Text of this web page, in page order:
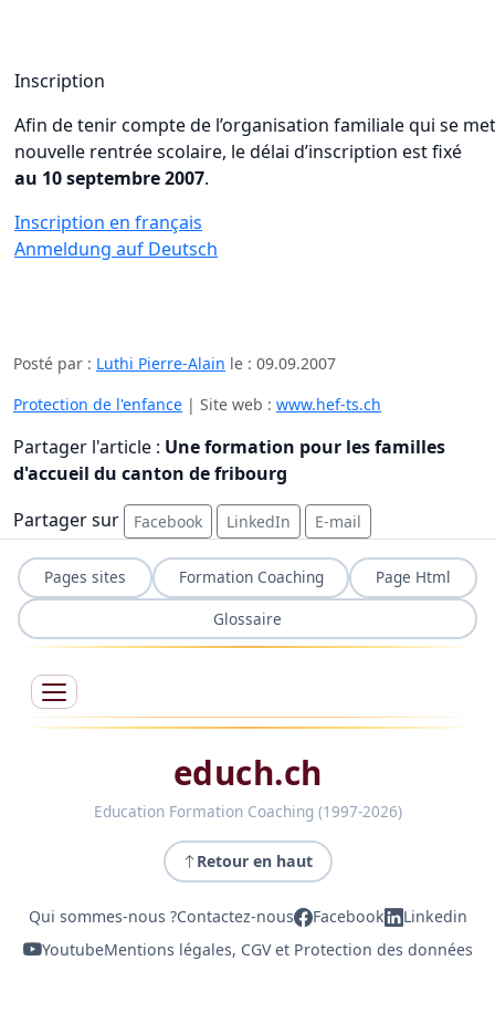
Inscription
Afin de tenir compte de l’organisation familiale qui se
nouvelle rentrée scolaire, le délai d’inscription est fixé
au 10 septembre 2007.
Inscription en français
Anmeldung auf Deutsch
Posté par : Luthi Pierre-Alain le : 09.09.2007
Protection de l'enfance | Site web : www.hef-ts.ch
Partager l'article : Une formation pour les familles
d'accueil du canton de fribourg
Partager sur
Facebook LinkedIn E-mail
Pages sites Formation Coaching
Page Html
Glossaire
educh.ch
Education Formation Coaching (1997-2026)
Retour en haut
Qui sommes-nous ?Contactez-nous Facebook
Linkedin
YoutubeMentions légales, CGV et Protection des données